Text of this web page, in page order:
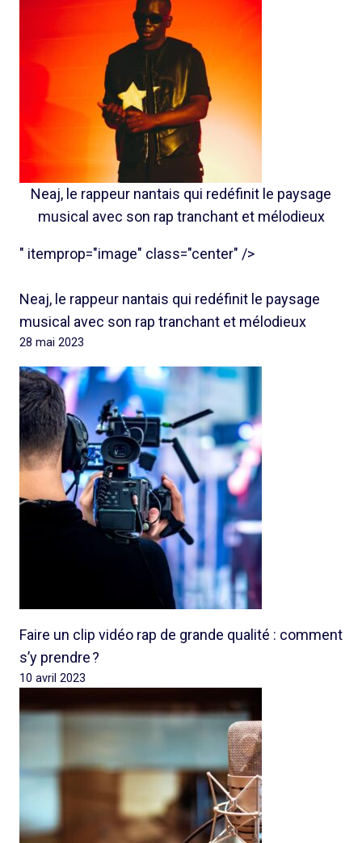
Neaj, le rappeur nantais qui redéfinit le paysage
musical avec son rap tranchant et mélodieux
" itemprop="image" class="center" />
Neaj, le rappeur nantais qui redéfinit le paysage
musical avec son rap tranchant et mélodieux
28 mai 2023
Faire un clip vidéo rap de grande qualité : comment
s’y prendre ?
10 avril 2023